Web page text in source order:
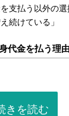
支払う以外の
続けている」
代金を払う理
きを読む